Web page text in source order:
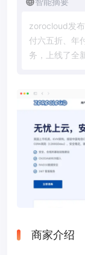
zorocloud发布
付六五折 年
务 ， 上线了全
商家介绍